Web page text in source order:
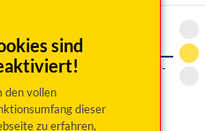
sind
den vollen
dieser
zu erfahren,
2026 20:00 Uhr
Im Fluss.
Comedy- und Kabarett-